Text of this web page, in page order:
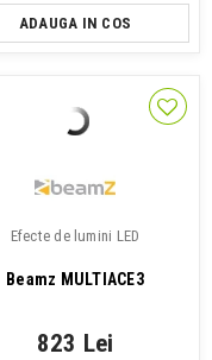
ADAUGA IN COS
Efecte de lumini LED
Beamz MULTIACE3
823 Lei